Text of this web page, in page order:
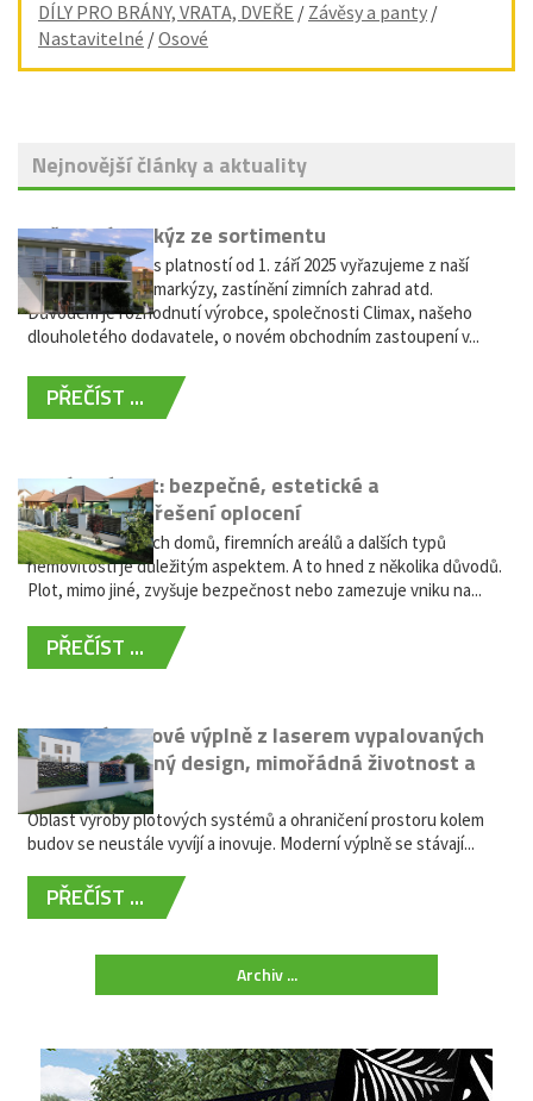
DÍLY PRO BRÁNY, VRATA, DVEŘE / Závěsy a panty /
Nastavitelné /Osové
Nejnovější články a aktuality
Vyřazení markýz ze sortimentu
Vážení zákazníci, s platností od 1. září 2025 vyřazujeme z naší
nabídky výsuvné markýzy, zastínění zimních zahrad atd.
Důvodem je rozhodnutí výrobce, společnosti Climax, našeho
dlouholetého dodavatele, o novém obchodním zastoupení v...
PŘEČÍST ...
Hliníkový plot: bezpečné, estetické a
bezúdržbové řešení oplocení
Oplocení rodinných domů, firemních areálů a dalších typů
nemovitostí je důležitým aspektem. A to hned z několika důvodů.
Plot, mimo jiné, zvyšuje bezpečnost nebo zamezuje vniku na...
PŘEČÍST ...
Moderní plotové výplně z laserem vypalovaných
kovů: výjimečný design, mimořádná životnost a
žádná údržba
Oblast výroby plotových systémů a ohraničení prostoru kolem
budov se neustále vyvíjí a inovuje. Moderní výplně se stávají...
PŘEČÍST ...
Archiv ...